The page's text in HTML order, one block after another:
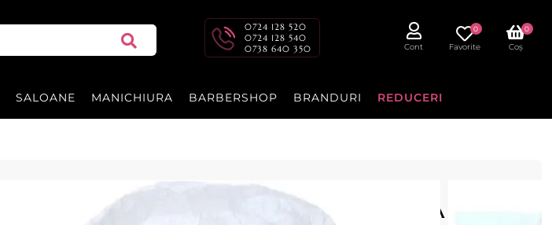
0724 128 520
0724 128 540
0738 640 350
Cont Favorite
0
Coș
0
SALOANE MANICHIURA BARBERSHOP BRANDURI REDUCERI
Boneta cu elastic, set 100 buc - PRIMA